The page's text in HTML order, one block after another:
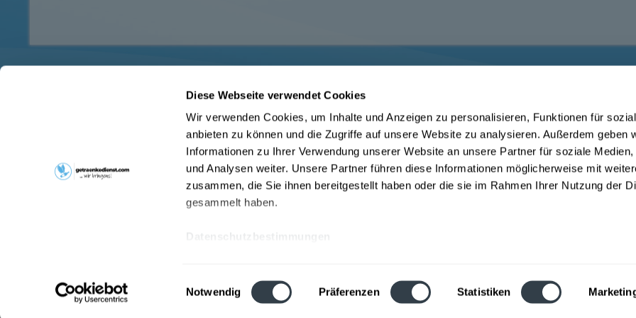
Diese Webseite verwendet Cookies
Wir verwenden Cookies, um Inhalte und Anzeigen zu personalisieren, Funktionen für
anbieten zu können und die Zugriffe auf unsere Website zu analysieren. Außerdem geben
Informationen zu Ihrer Verwendung unserer Website an unsere Partner für soziale Medien,
und Analysen weiter. Unsere Partner führen diese Informationen möglicherweise mit
zusammen, die Sie ihnen bereitgestellt haben oder die sie im Rahmen Ihrer Nutzung der
gesammelt haben.
Einwilligungsauswahl
Notwendig Präferenzen Statistiken
Haben Sie Fragen zu Ihrer Bestellung?
augsburg@getraenkedienst.com
Hinweise zum Jugendschutz
Kontakt
Liefer- und Zahlungsbedingungen Augsburg
Pfandrückgabe
Widerrufsrecht
Datenschutz Drink now
AGB Drink now
Webseitenbetreiber: Drink now GmbH:
Impressum